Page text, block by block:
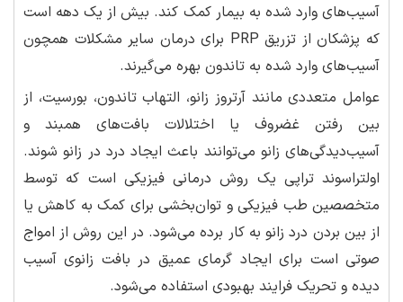
آسیب‌های وارد شده به بیمار کمک کند. بیش از یک دهه است
که پزشکان از تزریق PRP برای درمان سایر مشکلات همچون
آسیب‌های وارد شده به تاندون بهره می‌گیرند.
عوامل متعددی مانند آرتروز زانو، التهاب تاندون، بورسیت، از
بین رفتن غضروف یا اختلالات بافت‌های همبند و
آسیب‌دیدگی‌های زانو می‌توانند باعث ایجاد درد در زانو شوند.
اولتراسوند تراپی یک روش درمانی فیزیکی است که توسط
متخصصین طب فیزیکی و توان‌بخشی برای کمک به کاهش یا
از بین بردن درد زانو به کار برده می‌شود. در این روش از امواج
صوتی است برای ایجاد گرمای عمیق در بافت زانوی آسیب
دیده و تحریک فرایند بهبودی استفاده می‌شود.